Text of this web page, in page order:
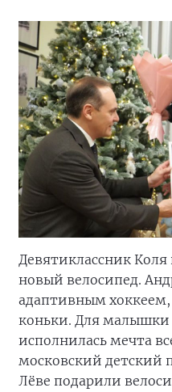
Девятиклассник Коля
новый велосипед.
адаптивным
коньки. Для
исполнилась мечта
московский детский
Лёве подарили